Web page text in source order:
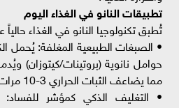
تطبيقات النانو في الغذاء اليوم
تُطبق تكنولوجيا النانو في الغذاء
• الصبغات الطبيعية المغلفة: يُحمل
حوامل نانوية (بروتينات/كيتوزان)
مما يضاعف الثبات الحراري 3-10 مرات ويعطي لوناً أكثر إشراقاً.
• التغليف الذكي كمؤشر